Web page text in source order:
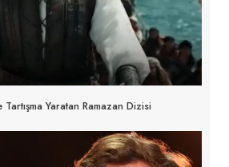
Yaratan Ramazan Dizisi